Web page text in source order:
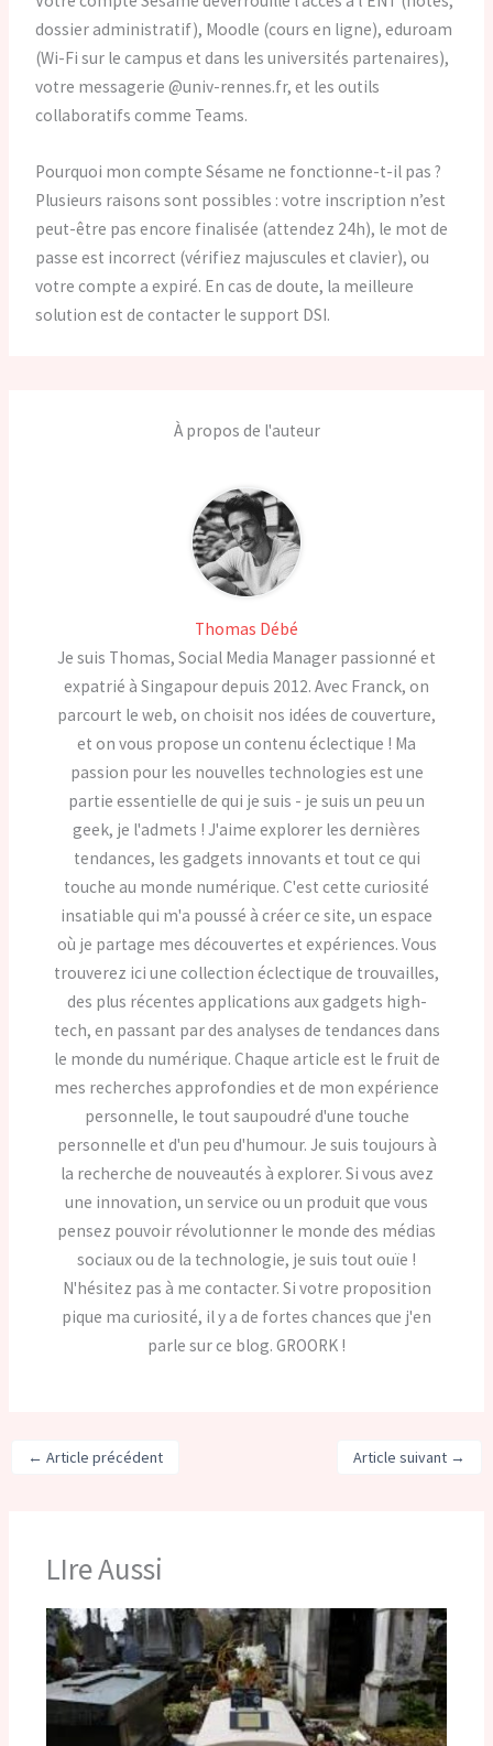
dossier administratif), Moodle (cours en ligne), eduroam
(Wi-Fi sur le campus et dans les universités partenaires),
votre messagerie @univ-rennes.fr, et les outils
collaboratifs comme Teams.
Pourquoi mon compte Sésame ne fonctionne-t-il pas ?
Plusieurs raisons sont possibles : votre inscription n’est
peut-être pas encore finalisée (attendez 24h), le mot de
passe est incorrect (vérifiez majuscules et clavier), ou
votre compte a expiré. En cas de doute, la meilleure
solution est de contacter le support DSI.
À propos de l'auteur
Thomas Débé
Je suis Thomas, Social Media Manager passionné et
expatrié à Singapour depuis 2012. Avec Franck, on
parcourt le web, on choisit nos idées de couverture,
et on vous propose un contenu éclectique ! Ma
passion pour les nouvelles technologies est une
partie essentielle de qui je suis - je suis un peu un
geek, je l'admets ! J'aime explorer les dernières
tendances, les gadgets innovants et tout ce qui
touche au monde numérique. C'est cette curiosité
insatiable qui m'a poussé à créer ce site, un espace
où je partage mes découvertes et expériences. Vous
trouverez ici une collection éclectique de trouvailles,
des plus récentes applications aux gadgets high-
tech, en passant par des analyses de tendances dans
le monde du numérique. Chaque article est le fruit de
mes recherches approfondies et de mon expérience
personnelle, le tout saupoudré d'une touche
personnelle et d'un peu d'humour. Je suis toujours à
la recherche de nouveautés à explorer. Si vous avez
une innovation, un service ou un produit que vous
pensez pouvoir révolutionner le monde des médias
sociaux ou de la technologie, je suis tout ouïe !
N'hésitez pas à me contacter. Si votre proposition
pique ma curiosité, il y a de fortes chances que j'en
parle sur ce blog. GROORK !
← Article précédent Article suivant →
LIre Aussi